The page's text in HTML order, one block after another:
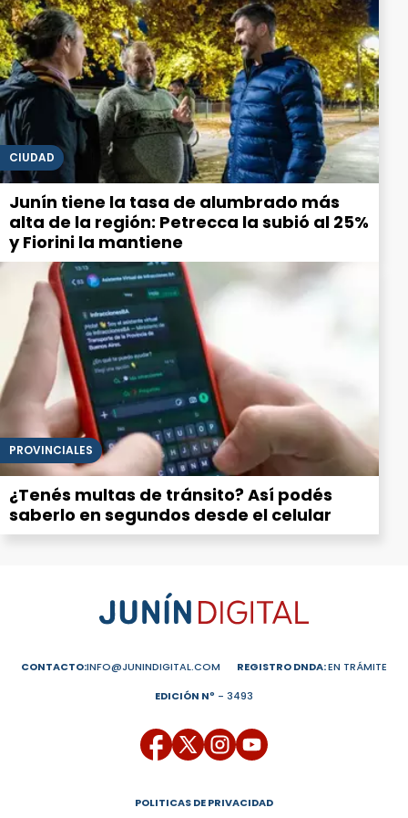
CIUDAD
Junín tiene la tasa de alumbrado más
alta de la región: Petrecca la subió al 25%
y Fiorini la mantiene
PROVINCIALES
¿Tenés multas de tránsito? Así podés
saberlo en segundos desde el celular
CONTACTO:INFO@JUNINDIGITAL.COM REGISTRO DNDA:EN TRÁMITE
EDICIÓN Nº - 3493
POLITICAS DE PRIVACIDAD